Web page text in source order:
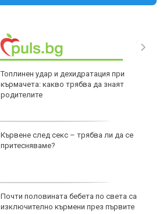
Топлинен удар и дехидратация при
кърмачета: какво трябва да знаят
родителите
Кървене след секс – трябва ли да се
притесняваме?
Почти половината бебета по света са
изключително кърмени през първите